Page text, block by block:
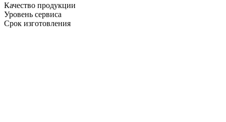
Качество продукции
Уровень сервиса
Срок изготовления